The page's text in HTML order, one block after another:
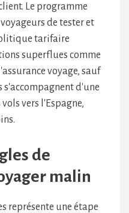
Le programme
de tester et
tarifaire
superflues comme
voyage, sauf
s'accompagnent d'une
vers l'Espagne,
de
malin
représente une étape